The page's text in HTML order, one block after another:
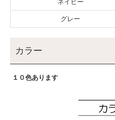
ネイビー
グレー
カラー
１０色あります